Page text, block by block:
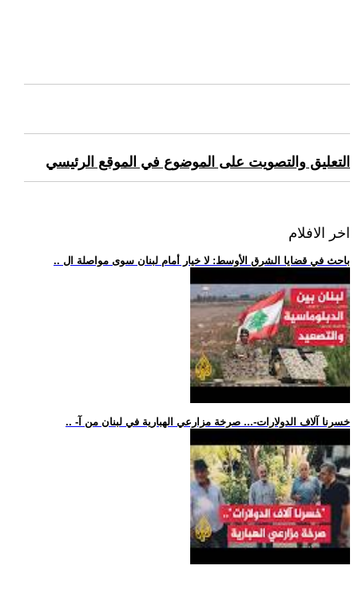
التعليق والتصويت على الموضوع في الموقع الرئيسي
اخر الافلام
.. باحث في قضايا الشرق الأوسط: لا خيار أمام لبنان سوى مواصلة ال
.. -خسرنا آلاف الدولارات-... صرخة مزارعي الهبارية في لبنان من آ